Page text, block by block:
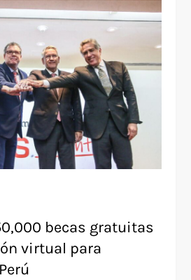
becas gratuitas
virtual para